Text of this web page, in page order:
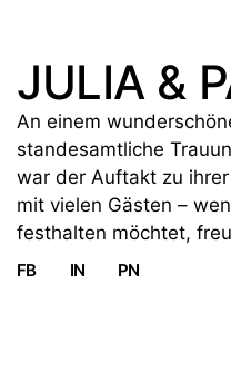
JULIA &
An einem
standesamtliche
war der Auftakt zu
mit vielen Gästen –
festhalten möchtet,
FB IN PN